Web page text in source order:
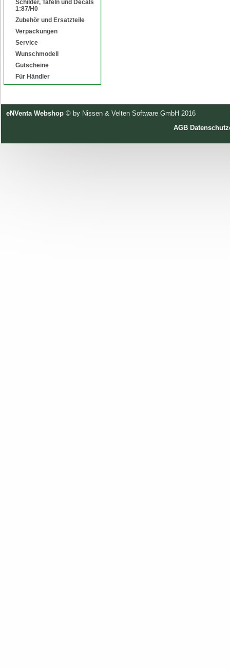
Schilder, Tafeln und Decals
1:87/H0
Zubehör und Ersatzteile
Verpackungen
Service
Wunschmodell
Gutscheine
Für Händler
eNVenta Webshop © by Nissen & Velten Software GmbH 2016
AGB